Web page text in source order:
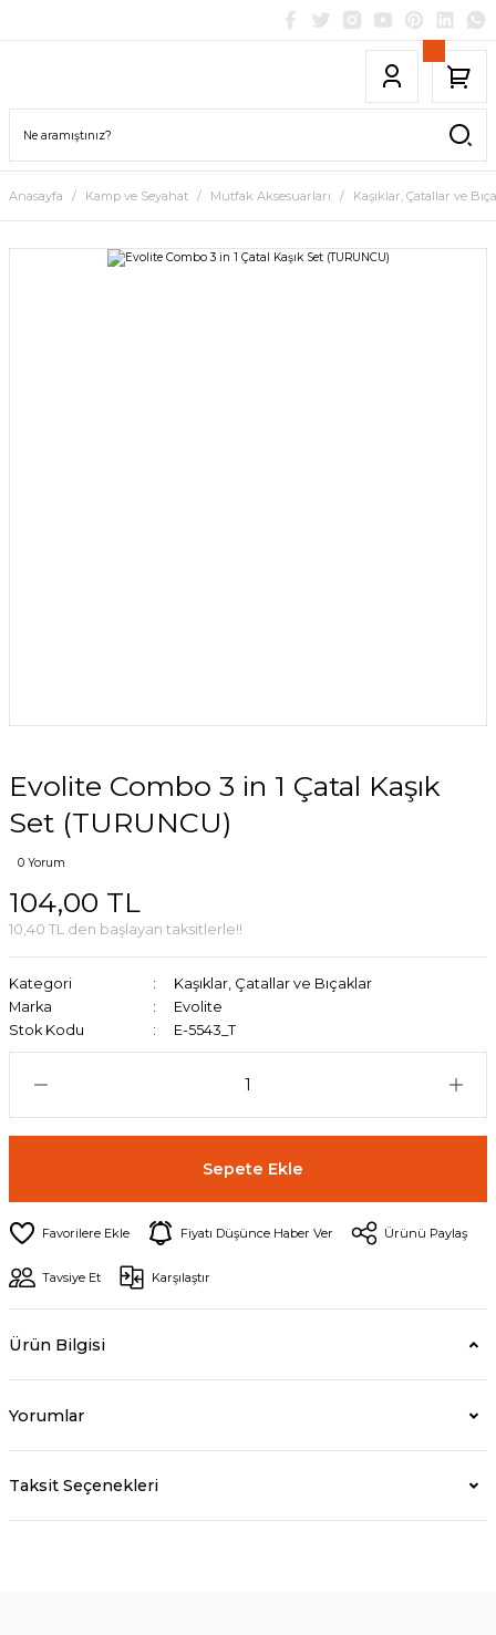
Anasayfa Kamp ve Seyahat Mutfak Aksesuarları Kaşıklar, Çatallar ve
Evolite Combo 3 in 1 Çatal Kaşık
Set (TURUNCU)
0 Yorum
104,00 TL
10,40 TL den başlayan taksitlerle!!
Kategori
Kaşıklar, Çatallar ve Bıçaklar
Marka
Evolite
Stok Kodu
E-5543_T
Sepete Ekle
Fiyatı Düşünce Haber Ver Ürünü Paylaş
Tavsiye Et Karşılaştır
Ürün Bilgisi
Yorumlar
Taksit Seçenekleri